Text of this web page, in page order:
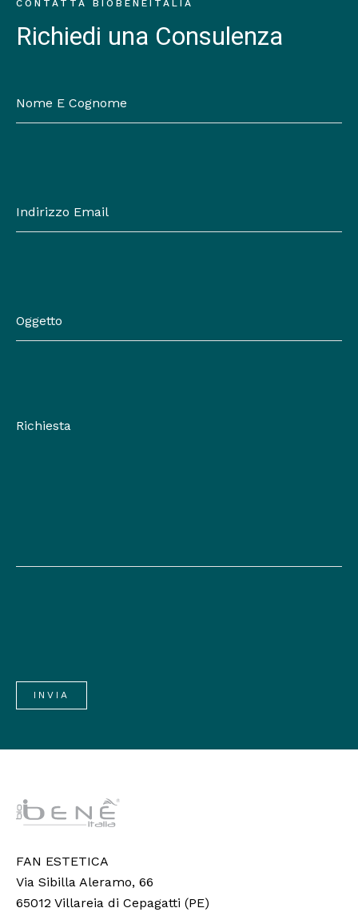
CONTATTA BIOBENEITALIA
Richiedi una Consulenza
FAN ESTETICA
Via Sibilla Aleramo, 66
65012 Villareia di Cepagatti (PE)